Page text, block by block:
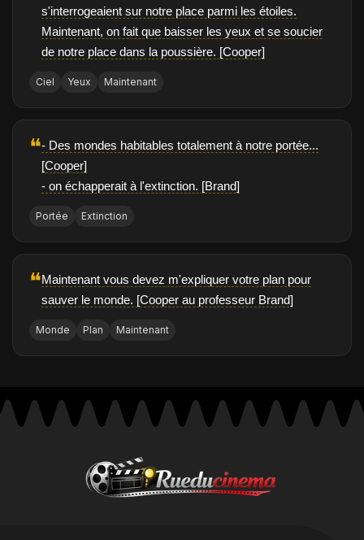
s'interrogeaient sur notre place parmi les étoiles.
Maintenant, on fait que baisser les yeux et se soucier
de notre place dans la poussière. [Cooper]
Ciel Yeux Maintenant
❝- Des mondes habitables totalement à notre portée...
[Cooper]
- on échapperait à l'extinction. [Brand]
Portée Extinction
❝Maintenant vous devez m'expliquer votre plan pour
sauver le monde. [Cooper au professeur Brand]
Monde Plan Maintenant